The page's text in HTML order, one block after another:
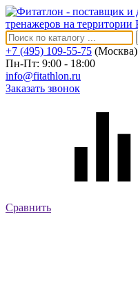
+7 (495) 109-55-75 (Москва)
Пн-Пт: 9:00 - 18:00
info@fitathlon.ru
Заказать звонок
Сравнить